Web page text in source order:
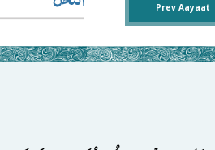
Prev Aayaat